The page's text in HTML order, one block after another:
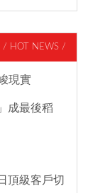
/ HOT NEWS /
現實
成最後稻
頂級客戶切